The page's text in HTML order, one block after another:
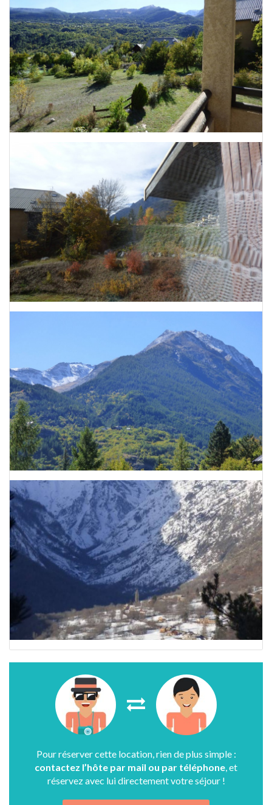
Pour réserver cette location, rien de plus simple :
contactez l’hôte par mail ou par téléphone , et
réservez avec lui directement votre séjour !